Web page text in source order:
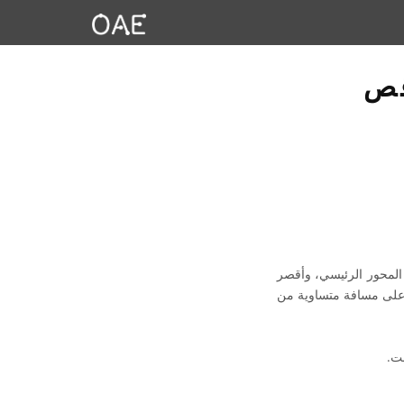
الرئيسي، وأقصر
على مسافة متساوية من